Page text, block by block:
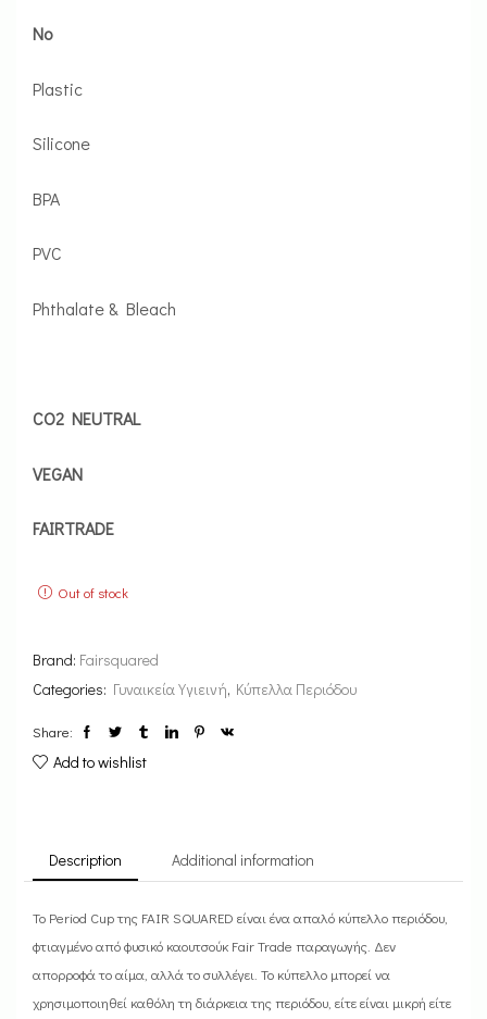
No
Plastic
Silicone
BPA
PVC
Phthalate & Bleach
CO2 NEUTRAL
VEGAN
FAIRTRADE
Out of stock
Brand: Fairsquared
Categories: Γυναικεία Υγιεινή, Κύπελλα Περιόδου
Share:
Add to wishlist
Description Additional information
Το Period Cup της FAIR SQUARED είναι ένα απαλό κύπελλο περιόδου,
φτιαγμένο από φυσικό καουτσούκ Fair Trade παραγωγής. Δεν
απορροφά το αίμα, αλλά το συλλέγει. Το κύπελλο μπορεί να
χρησιμοποιηθεί καθόλη τη διάρκεια της περιόδου, είτε είναι μικρή είτε